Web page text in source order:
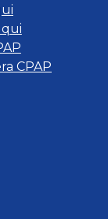
qui
CPAP